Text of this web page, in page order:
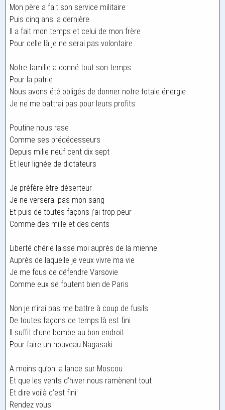
Mon père a fait son service militaire
Puis cinq ans la dernière
Il a fait mon temps et celui de mon frère
Pour celle là je ne serai pas volontaire
Notre famille a donné tout son temps
Pour la patrie
Nous avons été obligés de donner notre totale énergie
Je ne me battrai pas pour leurs profits
Poutine nous rase
Comme ses prédécesseurs
Depuis mille neuf cent dix sept
Et leur lignée de dictateurs
Je préfère être déserteur
Je ne verserai pas mon sang
Et puis de toutes façons j’ai trop peur
Comme des mille et des cents
Liberté chérie laisse moi auprès de la mienne
Auprès de laquelle je veux vivre ma vie
Je me fous de défendre Varsovie
Comme eux se foutent bien de Paris
Non je n’irai pas me battre à coup de fusils
De toutes façons ce temps là est fini
Il suffit d’une bombe au bon endroit
Pour faire un nouveau Nagasaki
A moins qu’on la lance sur Moscou
Et que les vents d’hiver nous ramènent tout
Et dire voilà c’est fini
Rendez vous !